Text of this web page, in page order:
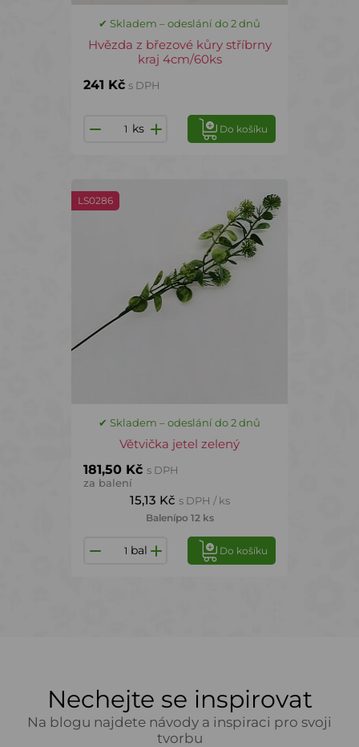
✔ Skladem – odeslání do 2 dnů
Hvězda z březové kůry stříbrny
kraj 4cm/60ks
241 Kč s DPH
ks Do košíku
LS0286
✔ Skladem – odeslání do 2 dnů
Větvička jetel zelený
181,50 Kč s DPH
za balení
15,13 Kč s DPH / ks
Balenípo 12 ks
bal Do košíku
Nechejte se inspirovat
Na blogu najdete návody a inspiraci pro svoji
tvorbu